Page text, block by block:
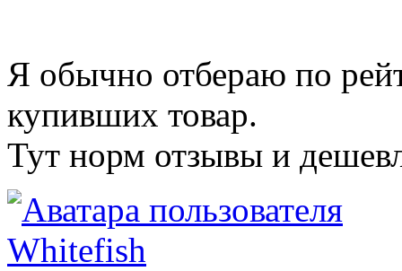
Я обычно отбераю по
купивших товар.
Тут норм отзывы и
Whitefish